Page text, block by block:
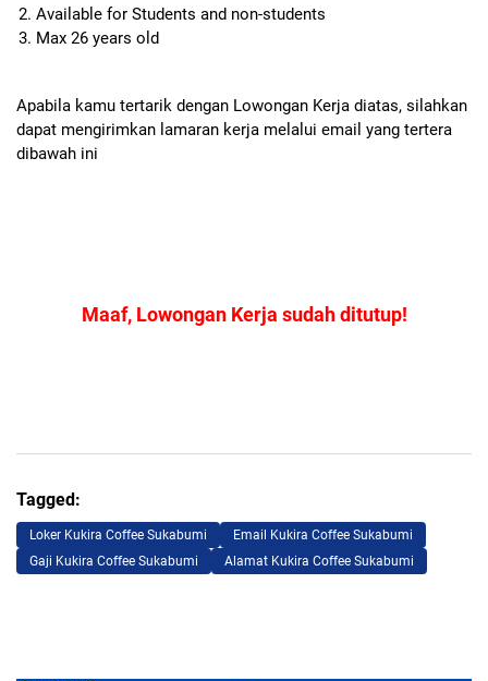
Available for Students and non-students
Max 26 years old
Apabila kamu tertarik dengan Lowongan Kerja diatas, silahkan
dapat mengirimkan lamaran kerja melalui email yang tertera
dibawah ini
Maaf, Lowongan Kerja sudah ditutup!
Tagged:
Loker Kukira Coffee Sukabumi
Email Kukira Coffee Sukabumi
Gaji Kukira Coffee Sukabumi
Alamat Kukira Coffee Sukabumi